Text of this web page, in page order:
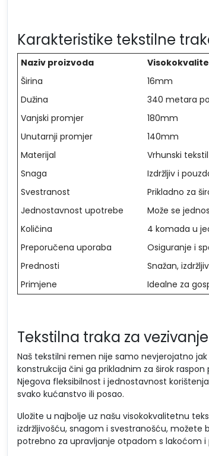
Karakteristike tekstilne
Naziv proizvoda
Širina
16mm
Dužina
340 metara
Vanjski promjer
180mm
Unutarnji promjer
140mm
Materijal
Vrhunski tekstil
Snaga
Izdržljiv i
Svestranost
Prikladno za
Jednostavnost upotrebe
Može se
Količina
4 komada u
Preporučena uporaba
Osiguranje i
Prednosti
Snažan,
Primjene
Idealne za
Tekstilna traka za
Naš tekstilni remen nije samo nevjerojatno
konstrukcija čini ga prikladnim za širok
Njegova fleksibilnost i jednostavnost
svako kućanstvo ili posao.
Uložite u najbolje uz našu visokokvalitetnu
izdržljivošću, snagom i svestranošću,
potrebno za upravljanje otpadom s lakoćom i